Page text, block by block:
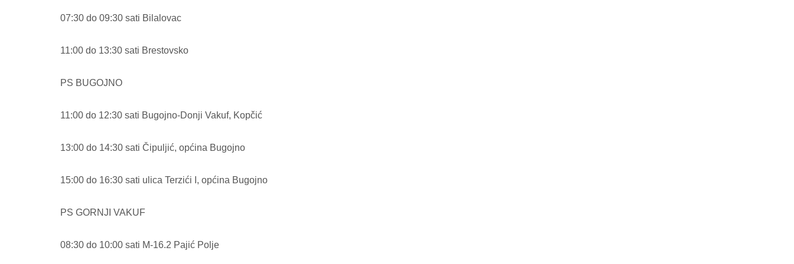
07:30 do 09:30 sati Bilalovac
11:00 do 13:30 sati Brestovsko
PS BUGOJNO
11:00 do 12:30 sati Bugojno-Donji Vakuf, Kopčić
13:00 do 14:30 sati Čipuljić, općina Bugojno
15:00 do 16:30 sati ulica Terzići I, općina Bugojno
PS GORNJI VAKUF
08:30 do 10:00 sati M-16.2 Pajić Polje